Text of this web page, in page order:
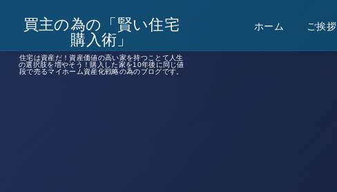
買主の為の「賢い住宅
購入術」
住宅は資産だ！資産価値の高い家を持つことて人生
の選択肢を増やそう！購入した家を10年後に同じ値
段で売るマイホーム資産化戦略の為のブログです。
ホーム ご挨拶